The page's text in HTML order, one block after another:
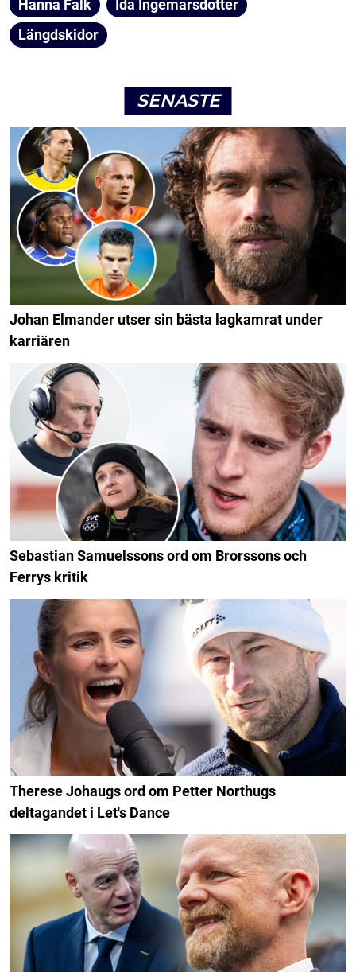
Hanna Falk
Ida Ingemarsdotter
Längdskidor
SENASTE
Johan Elmander utser sin bästa lagkamrat under
karriären
Sebastian Samuelssons ord om Brorssons och
Ferrys kritik
Therese Johaugs ord om Petter Northugs
deltagandet i Let's Dance